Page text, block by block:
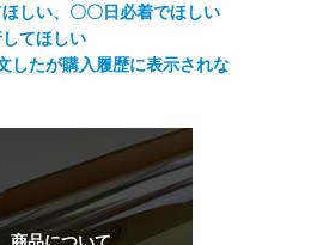
しい、〇〇日必着でほしい
てほしい
したが購入履歴に表示されな